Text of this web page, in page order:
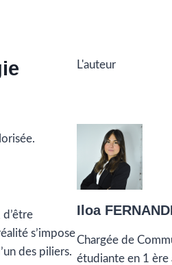
s’impose
des piliers.
L'auteur
Iloa
Chargée de
étudiante en 1 ère